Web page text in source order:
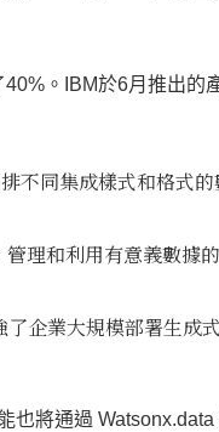
。IBM於6月推出的
不同集成樣式和格式
理和利用有意義數據
企業大規模部署生成
也將通過